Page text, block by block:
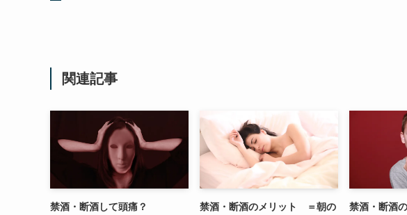
関連記事
禁酒・断酒して頭痛？ 禁酒・断酒のメリット ＝朝の 禁酒・断酒